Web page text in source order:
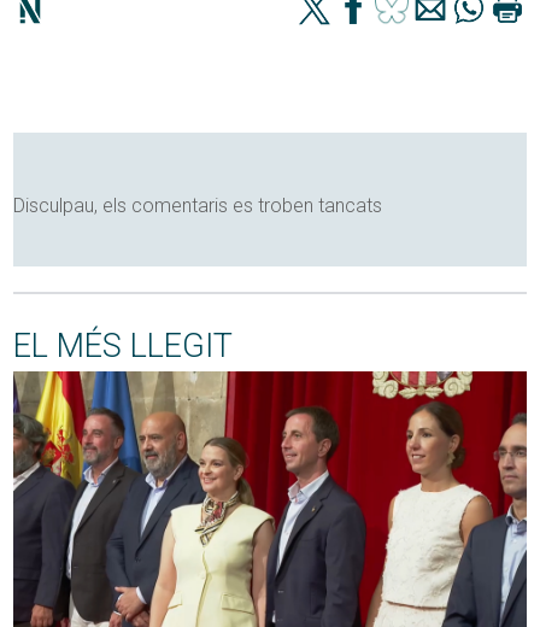
Disculpau, els comentaris es troben tancats
EL MÉS LLEGIT